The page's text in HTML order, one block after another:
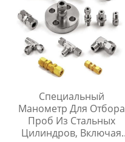
Специальный
Манометр Для Отбора
Проб Из Стальных
Цилиндров, Включая